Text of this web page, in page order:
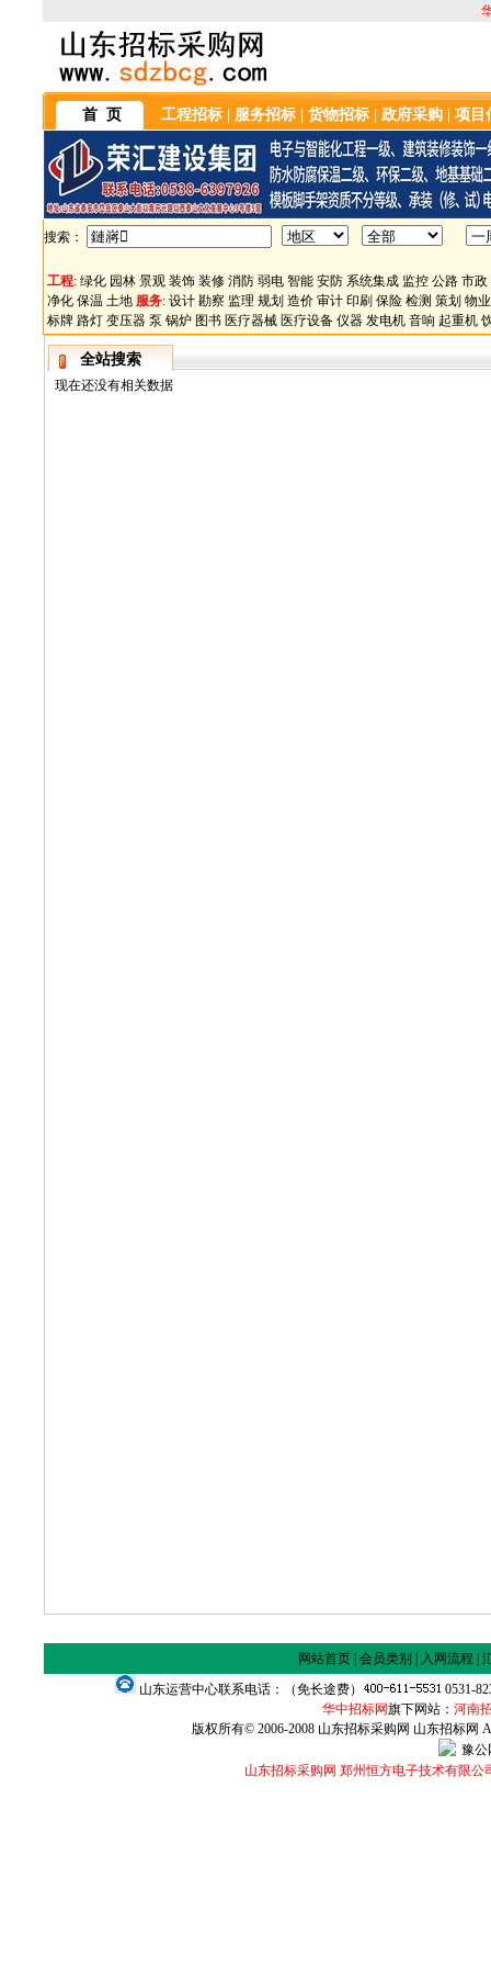
首 页 工程招标 服务招标 货物招标 政府采购 项目
搜索：
工程: 绿化 园林 景观 装饰 装修 消防 弱电 智能 安防 系统集成 监控 公路 市政
净化 保温 土地 服务: 设计 勘察 监理 规划 造价 审计 印刷 保险 检测 策划 物业
标牌 路灯 变压器 泵 锅炉 图书 医疗器械 医疗设备 仪器 发电机 音响 起重机
全站搜索
现在还没有相关数据
网站首页| 会员类别 入网流程
山东运营中心联系电话：（免长途费）
0531-
华中招标网旗下网站： 河南
版权所有© 2006-2008 山东招标采购网 山东招标网
豫公
山东招标采购网 郑州恒方电子技术有限